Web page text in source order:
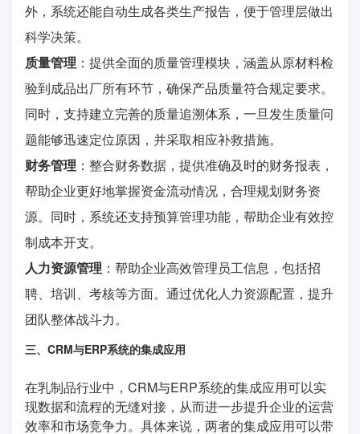
外，系统还能自动生成各类生产报告，便于管理层做出
科学决策。
质量管理 ：提供全面的质量管理模块，涵盖从原材料检
验到成品出厂所有环节，确保产品质量符合规定要求。
同时，支持建立完善的质量追溯体系，一旦发生质量问
题能够迅速定位原因，并采取相应补救措施。
财务管理 ：整合财务数据，提供准确及时的财务报表，
帮助企业更好地掌握资金流动情况，合理规划财务资
源。同时，系统还支持预算管理功能，帮助企业有效控
制成本开支。
人力资源管理 ：帮助企业高效管理员工信息，包括招
聘、培训、考核等方面。通过优化人力资源配置，提升
团队整体战斗力。
三、CRM与ERP系统的集成应用
在乳制品行业中，CRM与ERP系统的集成应用可以实
现数据和流程的无缝对接，从而进一步提升企业的运营
效率和市场竞争力。具体来说，两者的集成应用可以带